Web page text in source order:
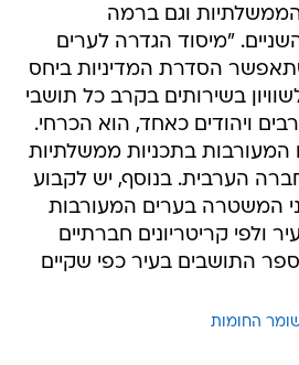
הממשלתיות וגם ברמה
"מיסוד הגדרה לערים
הסדרת המדיניות ביחס
בשירותים בקרב כל תושבי
ויהודים כאחד, הוא הכרחי.
בתכניות ממשלתיות
הערבית. בנוסף, יש לקבוע
המשטרה בערים המעורבות
ולפי קריטריונים חברתיים
התושבים בעיר כפי שקיים
החומות